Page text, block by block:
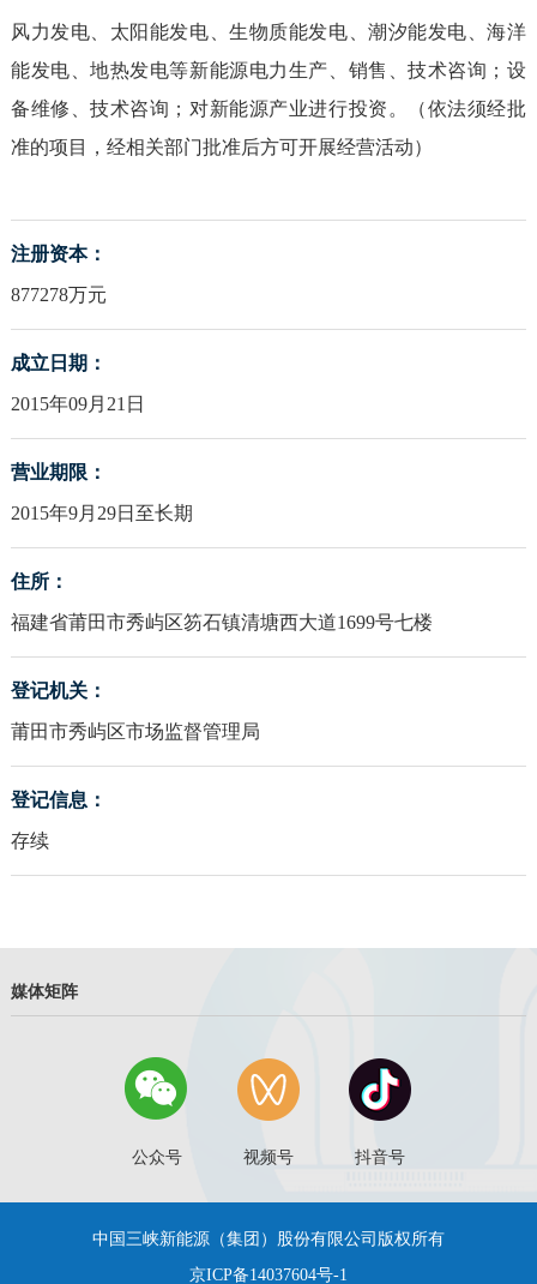
风力发电、太阳能发电、生物质能发电、潮汐能发电、海洋
能发电、地热发电等新能源电力生产、销售、技术咨询；设
备维修、技术咨询；对新能源产业进行投资。（依法须经批
准的项目，经相关部门批准后方可开展经营活动）
注册资本：
877278万元
成立日期：
2015年09月21日
营业期限：
2015年9月29日至长期
住所：
福建省莆田市秀屿区笏石镇清塘西大道1699号七楼
登记机关：
莆田市秀屿区市场监督管理局
登记信息：
存续
媒体矩阵
公众号 视频号 抖音号
中国三峡新能源（集团）股份有限公司版权所有
京ICP备14037604号-1